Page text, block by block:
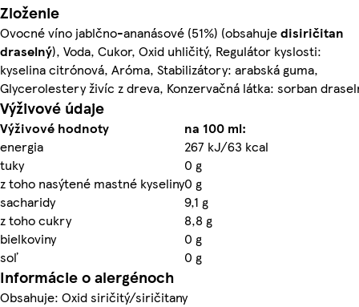
Zloženie
Ovocné víno jablčno-ananásové (51%) (obsahujedisiričitan
draselný), Voda, Cukor, Oxid uhličitý, Regulátor kyslosti:
kyselina citrónová, Aróma, Stabilizátory: arabská guma,
Glycerolestery živíc z dreva, Konzervačná látka: sorban
Výživové údaje
Výživové hodnoty
na 100 ml:
energia
267 kJ/63 kcal
tuky
0 g
z toho nasýtené mastné kyseliny0 g
sacharidy
9,1 g
z toho cukry
8,8 g
bielkoviny
0 g
soľ
0 g
Informácie o alergénoch
Obsahuje: Oxid siričitý/siričitany